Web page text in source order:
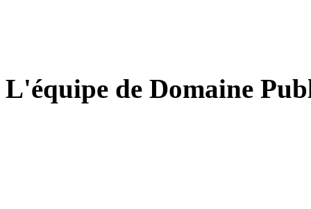
L'équipe de Domaine